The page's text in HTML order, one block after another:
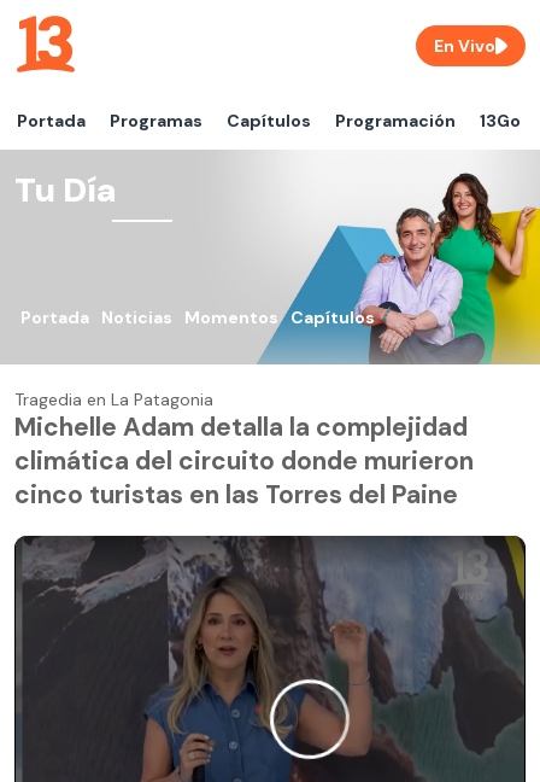
Portada Programas Capítulos Programación 13Go
En Vivo
Tu Día
Portada Noticias Momentos Capítulos
Tragedia en La Patagonia
Michelle Adam detalla la complejidad
climática del circuito donde murieron
cinco turistas en las Torres del Paine